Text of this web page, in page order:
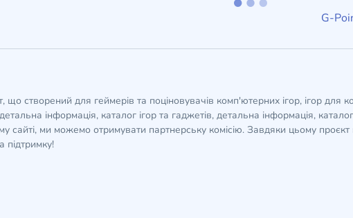
G-
створений для геймерів та поціновувачів комп'ютерних ігор, ігор для
інформація, каталог ігор та гаджетів, детальна інформація,
сайті, ми можемо отримувати партнерську комісію. Завдяки цьому проєкт
підтримку!